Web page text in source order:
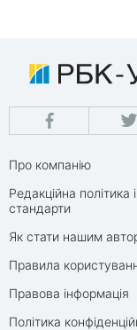
Про компанію
Редакційна політика і
стандарти
Як стати нашим
Правила
Правова інформація
Політика